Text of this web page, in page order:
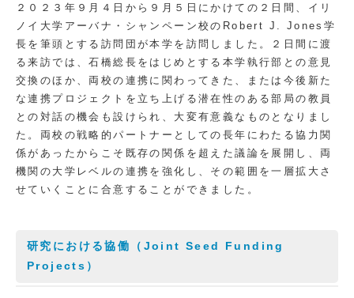
２０２３年９月４日から９月５日にかけての２日間、イリ
ノイ大学アーバナ・シャンペーン校のRobert J. Jones学
長を筆頭とする訪問団が本学を訪問しました。２日間に渡
る来訪では、石橋総長をはじめとする本学執行部との意見
交換のほか、両校の連携に関わってきた、または今後新た
な連携プロジェクトを立ち上げる潜在性のある部局の教員
との対話の機会も設けられ、大変有意義なものとなりまし
た。両校の戦略的パートナーとしての長年にわたる協力関
係があったからこそ既存の関係を超えた議論を展開し、両
機関の大学レベルの連携を強化し、その範囲を一層拡大さ
せていくことに合意することができました。
研究における協働（Joint Seed Funding
Projects）